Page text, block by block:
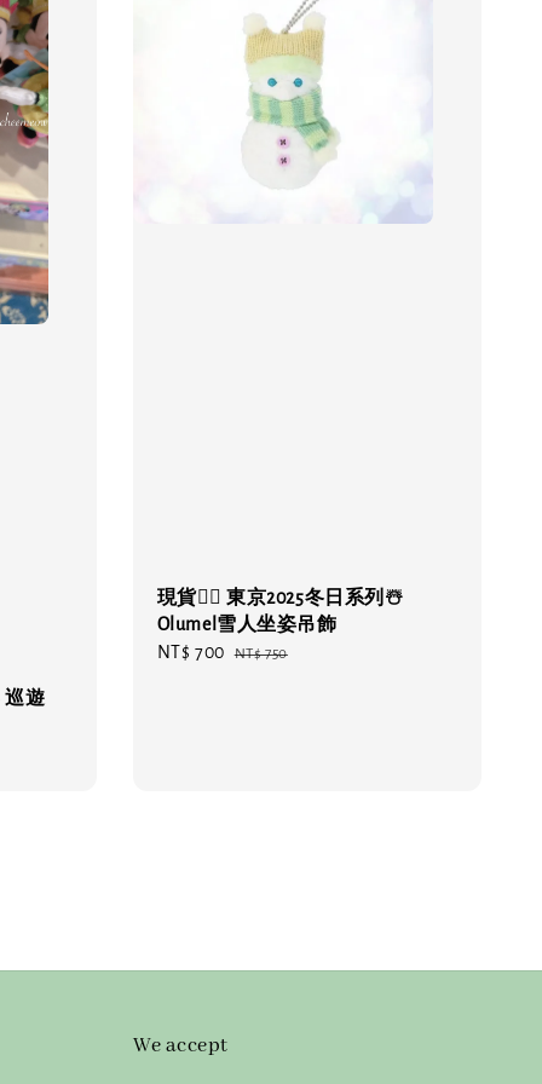
巡遊
現貨❤️‍🔥 東京2025冬日系列☃️
Olumel雪人坐姿吊飾
Sale
NT$ 700 Regular
NT$ 750
We accept